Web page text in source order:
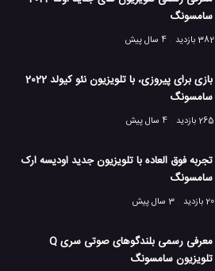
سامسونگ
382 بازدید
4 سال پیش
بازی برای پیروزی، با تلویزیون نئو کیولد 2022
سامسونگ
265 بازدید
4 سال پیش
تجربه فوق العاده با تلویزیون جدید اودیسه ارک
سامسونگ
20 بازدید
3 سال پیش
معرفی رسمی بلندگوهای صوتی سری Q
تلویزیون سامسونگ